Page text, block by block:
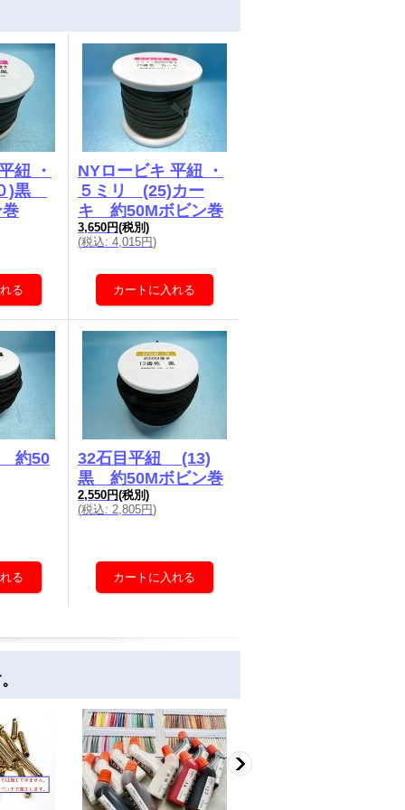
紐 ・
)黒
NYロービキ 平紐 ・
５ミリ (25)カー
キ 約50Mボビン巻
3,650円(税別)
(税込: 4,015円)
約50
32石目平紐 (13)
黒 約50Mボビン巻
2,550円(税別)
(税込: 2,805円)